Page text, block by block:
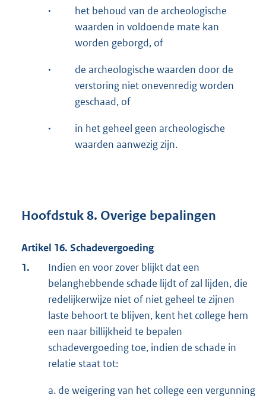
·
het behoud van de archeologische
waarden in voldoende mate kan
worden geborgd, of
·
de archeologische waarden door de
verstoring niet onevenredig worden
geschaad, of
·
in het geheel geen archeologische
waarden aanwezig zijn.
Hoofdstuk 8. Overige bepalingen
Artikel 16. Schadevergoeding
1.
Indien en voor zover blijkt dat een
belanghebbende schade lijdt of zal lijden, die
redelijkerwijze niet of niet geheel te zijnen
laste behoort te blijven, kent het college hem
een naar billijkheid te bepalen
schadevergoeding toe, indien de schade in
relatie staat tot:
a. de weigering van het college een vergunning